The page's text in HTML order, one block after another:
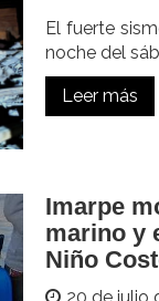
El fuerte
noche del
Leer más
Imarpe
marino y
Niño
20 de julio